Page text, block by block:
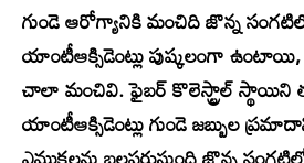
గుండె ఆరోగ్యానికి మంచిది జొన్న
యాంటీఆక్సిడెంట్లు పుష్కలంగా
చాలా మంచివి. ఫైబర్ కొలెస్ట్రాల్ స్థాయిని
యాంటీఆక్సిడెంట్లు గుండె జబ్బుల